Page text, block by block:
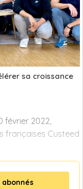
sa croissance
février 2022,
françaises Custeed